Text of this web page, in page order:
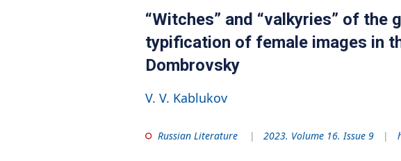
“Witches” and “valkyries” of the
typification of female images in
Dombrovsky
V. V. Kablukov
Russian Literature 2023. Volume 16. Issue 9